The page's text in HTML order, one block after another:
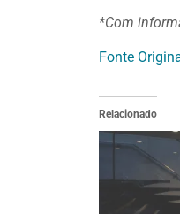
*Com
Fonte
Relacionado